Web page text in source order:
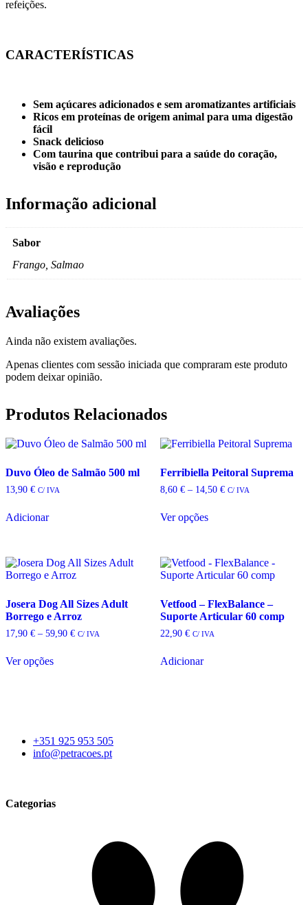
refeições.
CARACTERÍSTICAS
Sem açúcares adicionados e sem aromatizantes artificiais
Ricos em proteínas de origem animal para uma digestão
fácil
Snack delicioso
Com taurina que contribui para a saúde do coração,
visão e reprodução
Informação adicional
Sabor
Frango, Salmao
Avaliações
Ainda não existem avaliações.
Apenas clientes com sessão iniciada que compraram este produto
podem deixar opinião.
Produtos Relacionados
Duvo Óleo de Salmão 500 ml
13,90 € C/ IVA
Adicionar
Ferribiella Peitoral Suprema
8,60 € – 14,50 €Price
C/ IVA
Ver opções
multiple
variants.
options
may
be
chosen
the
Josera Dog All Sizes Adult
Borrego e Arroz
17,90 € – 59,90 €Price
C/ IVA
Ver opções
options
may
the
Vetfood – FlexBalance –
Suporte Articular 60 comp
22,90 € C/ IVA
Adicionar
+351 925 953 505
info@petracoes.pt
Categorias